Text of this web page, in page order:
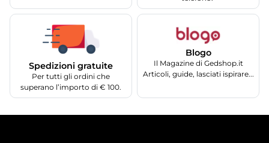
Spedizioni gratuite
Per tutti gli ordini che
superano l’importo di € 100.
Blogo
Il Magazine di Gedshop.it
Articoli, guide, lasciati ispirare...